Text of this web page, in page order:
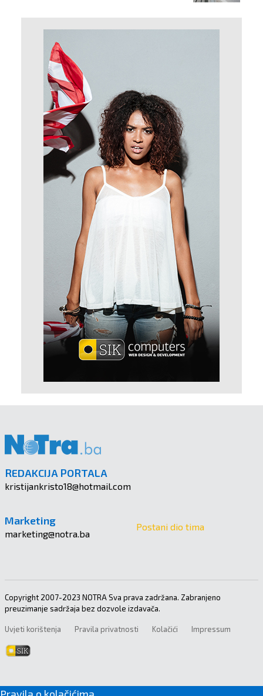
REDAKCIJA PORTALA
kristijankristo18@hotmail.com
Marketing
marketing@notra.ba
Postani dio tima
Copyright 2007-2023 NOTRA Sva prava zadržana. Zabranjeno
preuzimanje sadržaja bez dozvole izdavača.
Uvjeti korištenja Pravila privatnosti Kolačići Impressum